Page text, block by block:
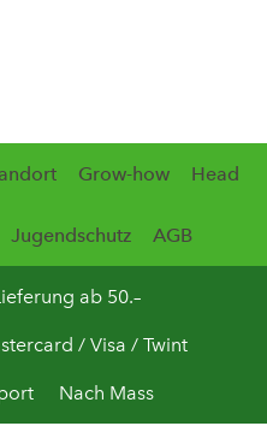
Grow-how Head
Jugendschutz AGB
ab 50.–
/ Visa / Twint
Nach Mass